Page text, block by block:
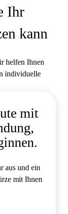
Ihr
kann
helfen Ihnen
individuelle
mit
aus und ein
mit Ihnen